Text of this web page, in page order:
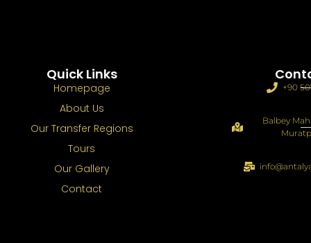
Quick Links
Homepage
About Us
Our Transfer Regions
Tours
Our Gallery
Contact
+90
Balbey